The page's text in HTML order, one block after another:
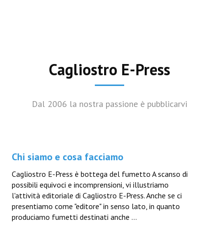
Cagliostro E-Press
Dal 2006 la nostra passione è pubblicarvi
Chi siamo e cosa facciamo
Cagliostro E-Press è bottega del fumetto A scanso di
possibili equivoci e incomprensioni, vi illustriamo
l'attività editoriale di Cagliostro E-Press. Anche se ci
presentiamo come "editore" in senso lato, in quanto
produciamo fumetti destinati anche ...